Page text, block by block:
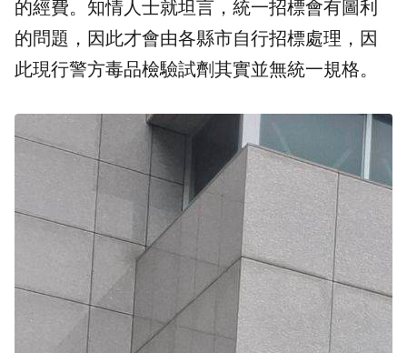
的經費。知情人士就坦言，統一招標會有圖利
的問題，因此才會由各縣市自行招標處理，因
此現行警方毒品檢驗試劑其實並無統一規格。